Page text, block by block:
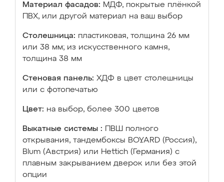
Материал фасадов: МДФ, покрытые плёнкой
ПВХ, или другой материал на ваш выбор
Столешница: пластиковая, толщина 26 мм
или 38 мм; из искусственного камня,
толщина 38 мм
Стеновая панель: ХДФ в цвет столешницы
или с фотопечатью
Цвет: на выбор, более 300 цветов
Выкатные системы :
ПВШ полного
открывания, тандембоксы BOYARD (Россия),
Blum (Австрия) или Hettich (Германия) с
плавным закрыванием дверок или без этой
опции